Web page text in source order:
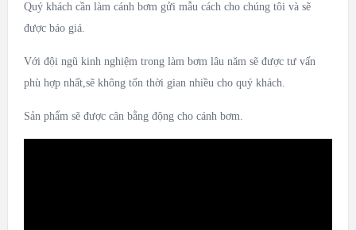
Quý khách cần làm cánh bơm gửi mẫu cách cho chúng tôi và sẽ
được báo giá.
Với đội ngũ kinh nghiệm trong làm bơm lâu năm sẽ được tư vấn
phù hợp nhất,sẽ không tốn thời gian nhiều cho quý khách.
Sản phẩm sẽ được cân bằng động cho cánh bơm.